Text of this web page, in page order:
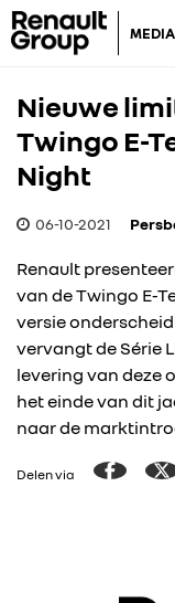
Nieuwe
Twingo E-
Night
06-10-2021
Renault
van de Twingo E-
versie
vervangt de Série
levering van deze
het einde van dit
naar de
Delen via